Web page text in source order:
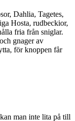
Dahlia, Tagetes,
Hosta, rudbeckior,
fria från sniglar.
gnager av
för knoppen får
man inte lita på till